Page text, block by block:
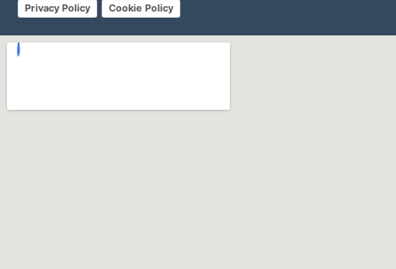
Privacy Policy Cookie Policy